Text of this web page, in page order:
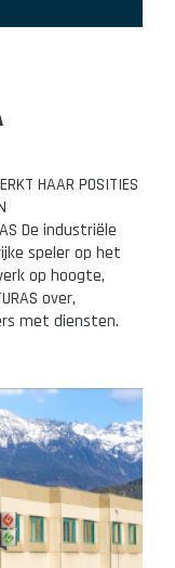
HAAR POSITIES
De industriële
speler op het
op hoogte,
over,
met diensten.